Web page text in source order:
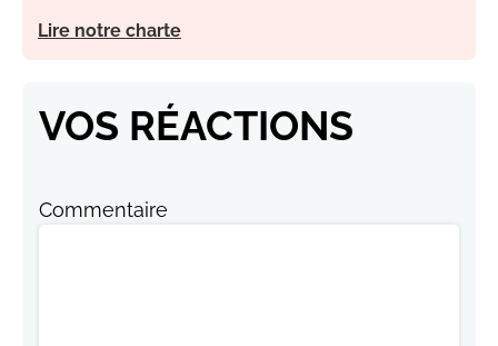
Lire notre charte
VOS RÉACTIONS
Commentaire